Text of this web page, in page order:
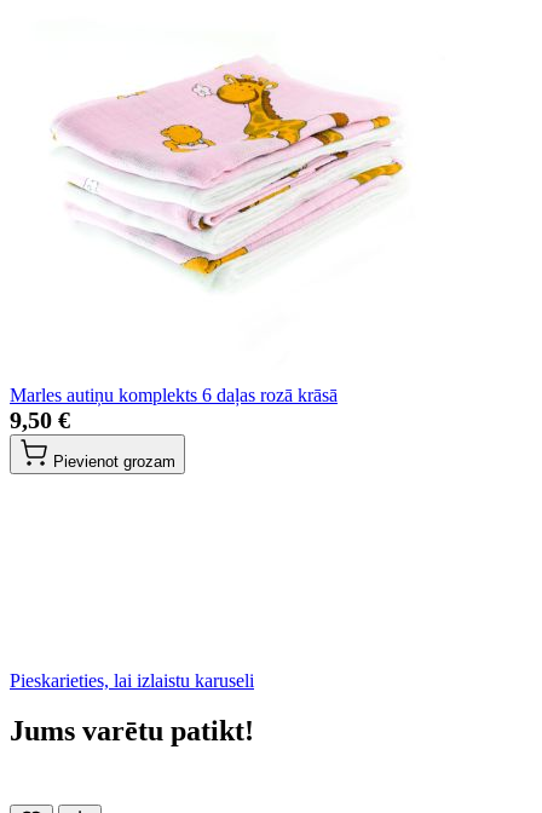
Marles autiņu komplekts 6 daļas rozā krāsā
9,50 €
Pievienot grozam
Pieskarieties, lai izlaistu karuseli
Jums varētu patikt!